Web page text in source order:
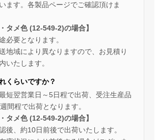
ます。各製品ページでご確認頂けま
タメ色 (12-549-2)の場合】
必要となります。
地域により異なりますので、お見積り
いたします。
くらいですか？
短翌営業日～5日程で出荷、受注生産品
間程で出荷となります。
タメ色 (12-549-2)の場合】
後、約10日前後で出荷いたします。